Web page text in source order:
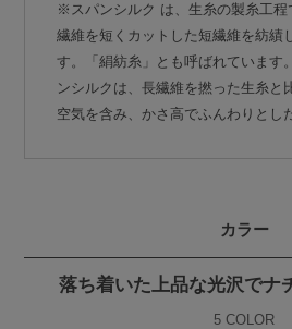
※スパンシルク は、生糸の製糸工程
繊維を短くカットした短繊維を紡績
す。「絹紡糸」とも呼ばれています
ンシルクは、長繊維を撚った生糸と
空気を含み、かさ高でふんわりとし
カラー
落ち着いた上品な光沢でナ
5 COLOR